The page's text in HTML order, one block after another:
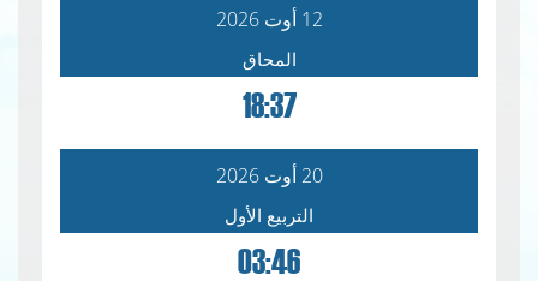
12 أوت 2026
المحاق
18:37
20 أوت 2026
التربيع الأول
03:46